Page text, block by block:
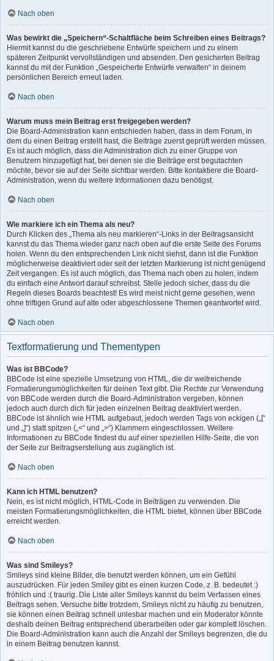
Nach oben
Was bewirkt die „Speichern“-Schaltfläche beim Schreiben eines Beitrags?
Hiermit kannst du die geschriebene Entwürfe speichern und zu einem
späteren Zeitpunkt vervollständigen und absenden. Den gesicherten Beitrag
kannst du mit der Funktion „Gespeicherte Entwürfe verwalten“ in deinem
persönlichen Bereich erneut laden.
Nach oben
Warum muss mein Beitrag erst freigegeben werden?
Die Board-Administration kann entschieden haben, dass in dem Forum, in
dem du einen Beitrag erstellt hast, die Beiträge zuerst geprüft werden müssen.
Es ist auch möglich, dass die Administration dich zu einer Gruppe von
Benutzern hinzugefügt hat, bei denen sie die Beiträge erst begutachten
möchte, bevor sie auf der Seite sichtbar werden. Bitte kontaktiere die Board-
Administration, wenn du weitere Informationen dazu benötigst.
Nach oben
Wie markiere ich ein Thema als neu?
Durch Klicken des „Thema als neu markieren“-Links in der Beitragsansicht
kannst du das Thema wieder ganz nach oben auf die erste Seite des Forums
holen. Wenn du den entsprechenden Link nicht siehst, dann ist die Funktion
möglicherweise deaktiviert oder seit der letzten Markierung ist nicht genügend
Zeit vergangen. Es ist auch möglich, das Thema nach oben zu holen, indem
du einfach eine Antwort darauf schreibst. Stelle jedoch sicher, dass du die
Regeln dieses Boards beachtest! Es wird meist nicht gerne gesehen, wenn
ohne triftigen Grund auf alte oder abgeschlossene Themen geantwortet wird.
Nach oben
Textformatierung und Thementypen
Was ist BBCode?
BBCode ist eine spezielle Umsetzung von HTML, die dir weitreichende
Formatierungsmöglichkeiten für deinen Text gibt. Die Rechte zur Verwendung
von BBCode werden durch die Board-Administration vergeben, können
jedoch auch durch dich für jeden einzelnen Beitrag deaktiviert werden.
BBCode ist ähnlich wie HTML aufgebaut, jedoch werden Tags von eckigen („[“
und „]“) statt spitzen („<“ und „>“) Klammern eingeschlossen. Weitere
Informationen zu BBCode findest du auf einer speziellen Hilfe-Seite, die von
der Seite zur Beitragserstellung aus zugänglich ist.
Nach oben
Kann ich HTML benutzen?
Nein, es ist nicht möglich, HTML-Code in Beiträgen zu verwenden. Die
meisten Formatierungsmöglichkeiten, die HTML bietet, können über BBCode
erreicht werden.
Nach oben
Was sind Smileys?
Smileys sind kleine Bilder, die benutzt werden können, um ein Gefühl
auszudrücken. Für jeden Smiley gibt es einen kurzen Code, z. B. bedeutet :)
fröhlich und :( traurig. Die Liste aller Smileys kannst du beim Verfassen eines
Beitrags sehen. Versuche bitte trotzdem, Smileys nicht zu häufig zu benutzen,
sie können einen Beitrag schnell unlesbar machen und ein Moderator könnte
deshalb deinen Beitrag entsprechend überarbeiten oder gar komplett löschen.
Die Board-Administration kann auch die Anzahl der Smileys begrenzen, die du
in einem Beitrag benutzen kannst.